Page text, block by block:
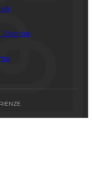
Valentia